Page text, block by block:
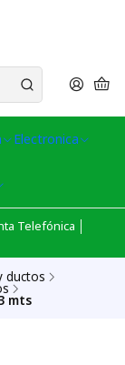
Electronica
Telefónica │
ductos
mts